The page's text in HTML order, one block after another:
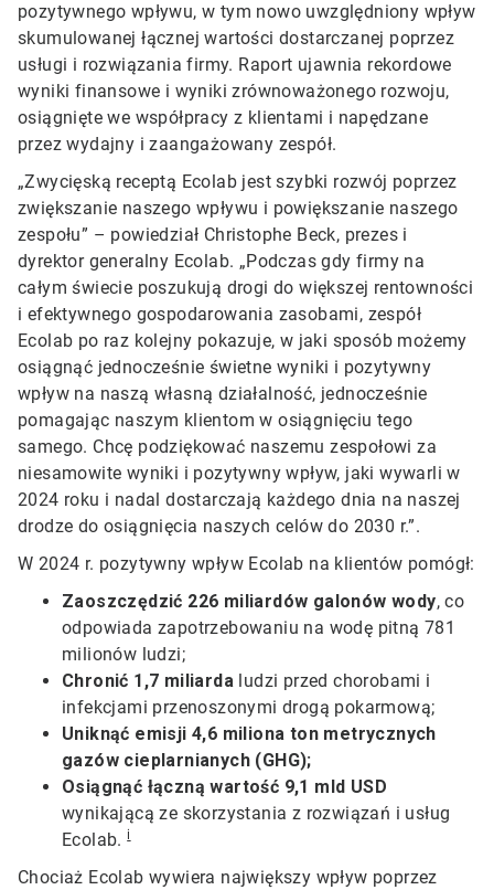
pozytywnego wpływu, w tym nowo uwzględniony wpływ
skumulowanej łącznej wartości dostarczanej poprzez
usługi i rozwiązania firmy. Raport ujawnia rekordowe
wyniki finansowe i wyniki zrównoważonego rozwoju,
osiągnięte we współpracy z klientami i napędzane
przez wydajny i zaangażowany zespół.
„Zwycięską receptą Ecolab jest szybki rozwój poprzez
zwiększanie naszego wpływu i powiększanie naszego
zespołu” – powiedział Christophe Beck, prezes i
dyrektor generalny Ecolab. „Podczas gdy firmy na
całym świecie poszukują drogi do większej rentowności
i efektywnego gospodarowania zasobami, zespół
Ecolab po raz kolejny pokazuje, w jaki sposób możemy
osiągnąć jednocześnie świetne wyniki i pozytywny
wpływ na naszą własną działalność, jednocześnie
pomagając naszym klientom w osiągnięciu tego
samego. Chcę podziękować naszemu zespołowi za
niesamowite wyniki i pozytywny wpływ, jaki wywarli w
2024 roku i nadal dostarczają każdego dnia na naszej
drodze do osiągnięcia naszych celów do 2030 r.”.
W 2024 r. pozytywny wpływ Ecolab na klientów pomógł:
Zaoszczędzić 226 miliardów galonów wody, co
odpowiada zapotrzebowaniu na wodę pitną 781
milionów ludzi;
Chronić 1,7 miliarda ludzi przed chorobami i
infekcjami przenoszonymi drogą pokarmową;
Uniknąć emisji 4,6 miliona ton metrycznych
gazów cieplarnianych (GHG);
Osiągnąć łączną wartość 9,1 mld USD
wynikającą ze skorzystania z rozwiązań i usług
Ecolab.i
Chociaż Ecolab wywiera największy wpływ poprzez